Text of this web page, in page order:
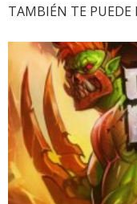
TAMBIÉN TE PUEDE